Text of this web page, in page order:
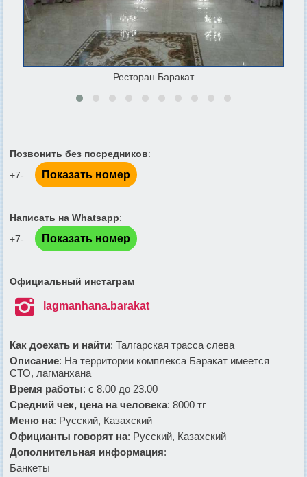
Ресторан Баракат
Позвонить без посредников:
+7-...
Показать номер
Написать на Whatsapp:
+7-...
Показать номер
Официальный инстаграм
 lagmanhana.barakat
Как доехать и найти: Талгарская трасса слева
Описание: На территории комплекса Баракат имеется
СТО, лагманхана
Время работы: с 8.00 до 23.00
Средний чек, цена на человека: 8000 тг
Меню на: Русский, Казахский
Официанты говорят на: Русский, Казахский
Дополнительная информация:
Банкеты